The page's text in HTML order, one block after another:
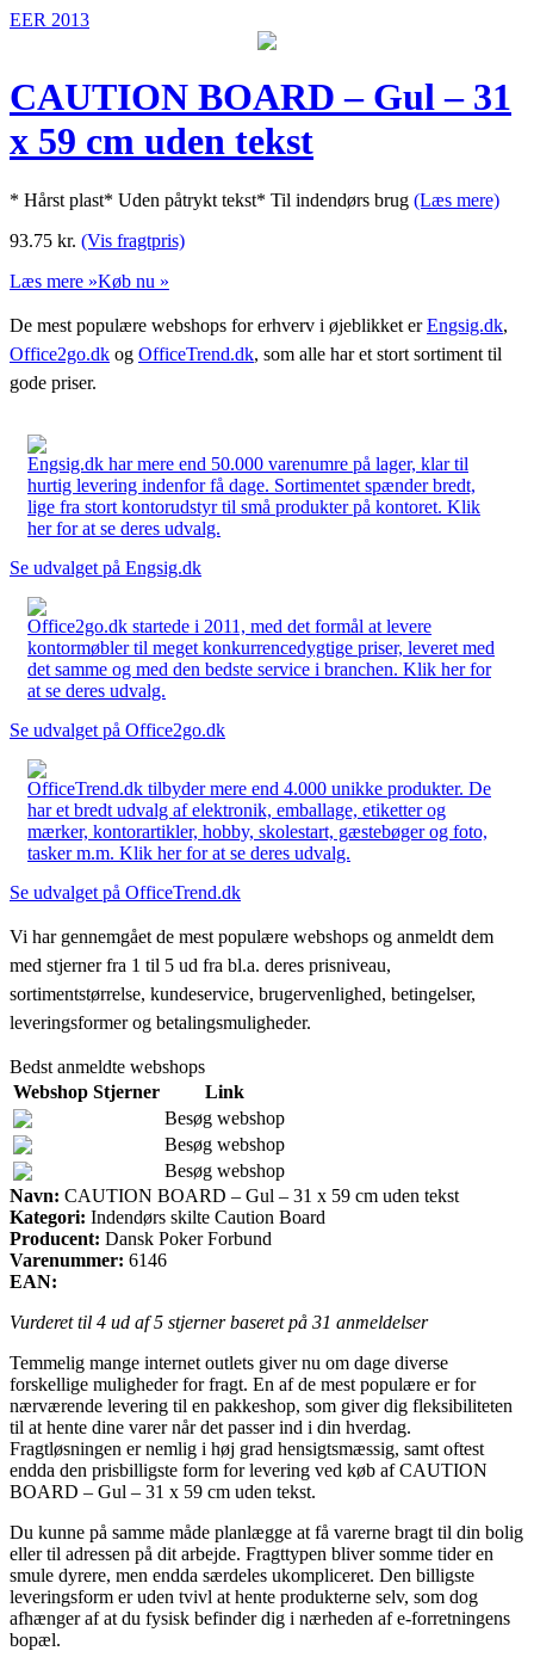
EER 2013
CAUTION BOARD – Gul – 31
x 59 cm uden tekst
* Hårst plast* Uden påtrykt tekst* Til indendørs brug (Læs mere)
93.75 kr. (Vis fragtpris)
Læs mere »Køb nu »
De mest populære webshops for erhverv i øjeblikket erEngsig.dk,
Office2go.dk og OfficeTrend.dk, som alle har et stort sortiment til
gode priser.
Engsig.dk har mere end 50.000 varenumre på lager, klar til
hurtig levering indenfor få dage. Sortimentet spænder bredt,
lige fra stort kontorudstyr til små produkter på kontoret. Klik
her for at se deres udvalg.
Se udvalget på Engsig.dk
Office2go.dk startede i 2011, med det formål at levere
kontormøbler til meget konkurrencedygtige priser, leveret med
det samme og med den bedste service i branchen. Klik her for
at se deres udvalg.
Se udvalget på Office2go.dk
OfficeTrend.dk tilbyder mere end 4.000 unikke produkter. De
har et bredt udvalg af elektronik, emballage, etiketter og
mærker, kontorartikler, hobby, skolestart, gæstebøger og foto,
tasker m.m. Klik her for at se deres udvalg.
Se udvalget på OfficeTrend.dk
Vi har gennemgået de mest populære webshops og anmeldt dem
med stjerner fra 1 til 5 ud fra bl.a. deres prisniveau,
sortimentstørrelse, kundeservice, brugervenlighed, betingelser,
leveringsformer og betalingsmuligheder.
Bedst anmeldte webshops
Webshop Stjerner
Link
Besøg webshop
Besøg webshop
Besøg webshop
Navn: CAUTION BOARD – Gul – 31 x 59 cm uden tekst
Kategori: Indendørs skilte Caution Board
Producent: Dansk Poker Forbund
Varenummer: 6146
EAN:
Vurderet til 4 ud af 5 stjerner baseret på 31 anmeldelser
Temmelig mange internet outlets giver nu om dage diverse
forskellige muligheder for fragt. En af de mest populære er for
nærværende levering til en pakkeshop, som giver dig fleksibiliteten
til at hente dine varer når det passer ind i din hverdag.
Fragtløsningen er nemlig i høj grad hensigtsmæssig, samt oftest
endda den prisbilligste form for levering ved køb af CAUTION
BOARD – Gul – 31 x 59 cm uden tekst.
Du kunne på samme måde planlægge at få varerne bragt til din bolig
eller til adressen på dit arbejde. Fragttypen bliver somme tider en
smule dyrere, men endda særdeles ukompliceret. Den billigste
leveringsform er uden tvivl at hente produkterne selv, som dog
afhænger af at du fysisk befinder dig i nærheden af e-forretningens
bopæl.